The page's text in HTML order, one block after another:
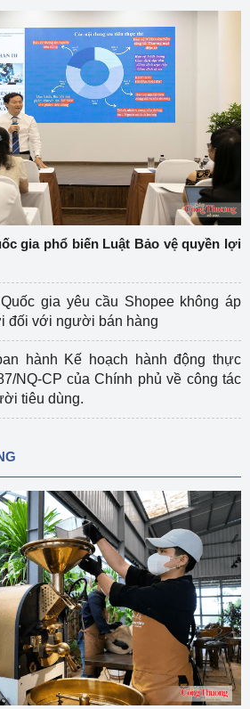
gia phổ biến Luật Bảo vệ quyền lợi
gia yêu cầu Shopee không áp
đối với người bán hàng
hành Kế hoạch hành động thực
NQ-CP của Chính phủ về công tác
tiêu dùng.